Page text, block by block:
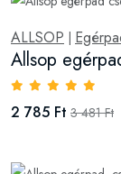
ALLSOP |
Allsop
2 785 Ft 3 481 Ft